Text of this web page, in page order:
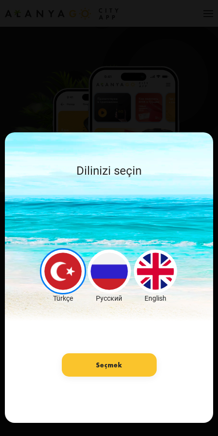
Скачай мобильное
приложение
любимого города
Скачать бесплатно
Dilinizi seçin
Türkçe Русский English
Seçmek